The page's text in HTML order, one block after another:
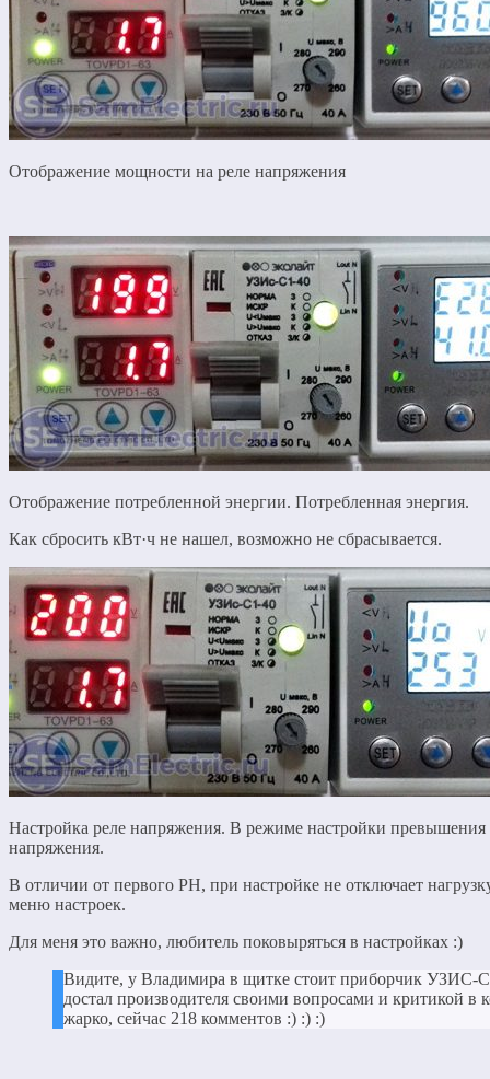
Отображение мощности на реле напряжения
Отображение потребленной энергии. Потребленная энергия.
Как сбросить кВт·ч не нашел, возможно не сбрасывается.
Настройка реле напряжения. В режиме настройки превышения
напряжения.
В отличии от первого РН, при настройке не отключает
меню настроек.
Для меня это важно, любитель поковыряться в настройках :)
Видите, у Владимира в щитке стоит приборчик УЗИС-
достал производителя своими вопросами и критикой в
жарко, сейчас 218 комментов :) :) :)